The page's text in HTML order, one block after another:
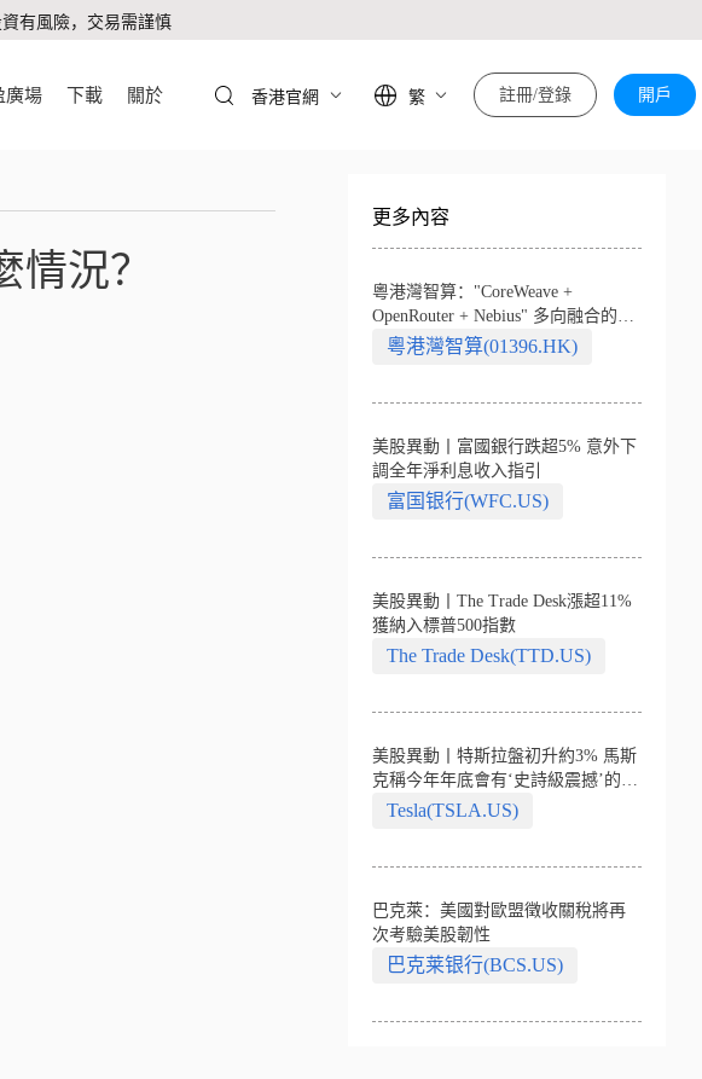
有風險，交易需謹慎
廣場 下載 關於 香港官網 繁 註冊/登錄 開戶
況？
更多內容
粵港灣智算："CoreWeave +
OpenRouter + Nebius" 多向融合的中
國智算新範式
粵港灣智算(01396.HK)
美股異動丨富國銀行跌超5% 意外下
調全年淨利息收入指引
富国银行(WFC.US)
美股異動丨The Trade Desk漲超11%
獲納入標普500指數
The Trade Desk(TTD.US)
美股異動丨特斯拉盤初升約3% 馬斯
克稱今年年底會有‘史詩級震撼’的演
示Tesla(TSLA.US)
巴克萊：美國對歐盟徵收關稅將再
次考驗美股韌性
巴克莱银行(BCS.US)